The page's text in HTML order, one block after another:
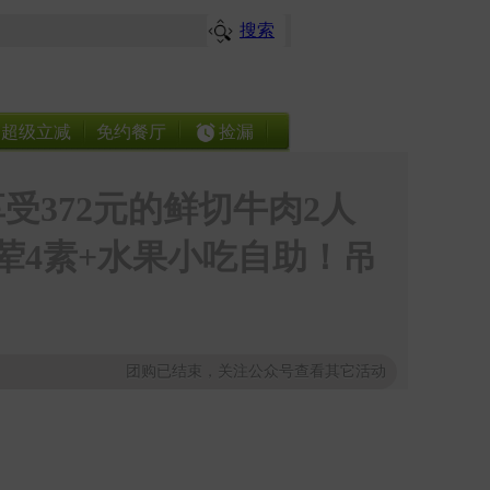
搜索
超级立减 免约餐厅 捡漏
372元的鲜切牛肉2人
4素+水果小吃自助！吊
团购已结束，关注公众号查看其它活动